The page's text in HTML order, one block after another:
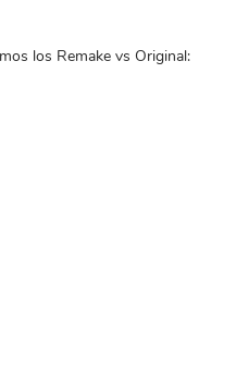
los Remake vs Original: